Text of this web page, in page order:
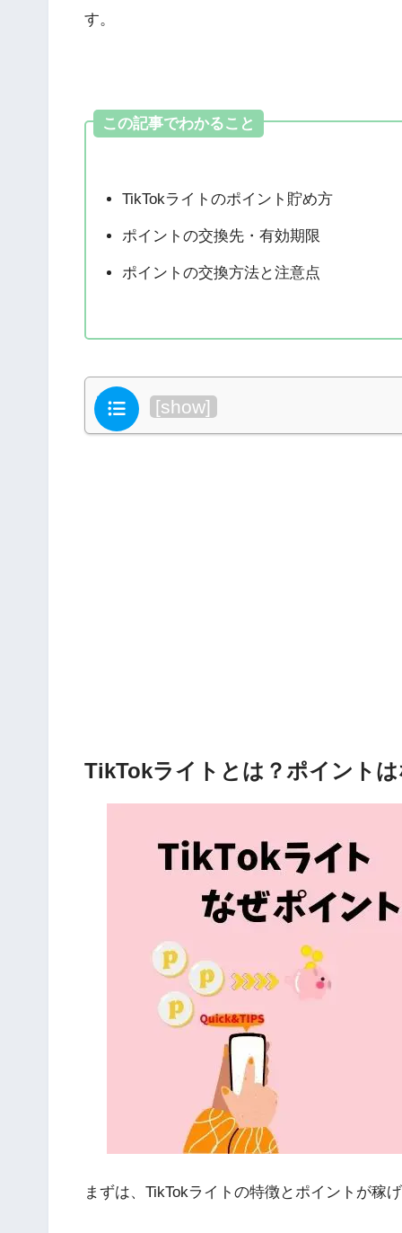
す。
この記事でわかること
TikTokライトのポイント貯め方
ポイントの交換先・有効期限
ポイントの交換方法と注意点
目次 [show]
TikTokライトとは？ポイントは
まずは、TikTokライトの特徴とポイントが稼